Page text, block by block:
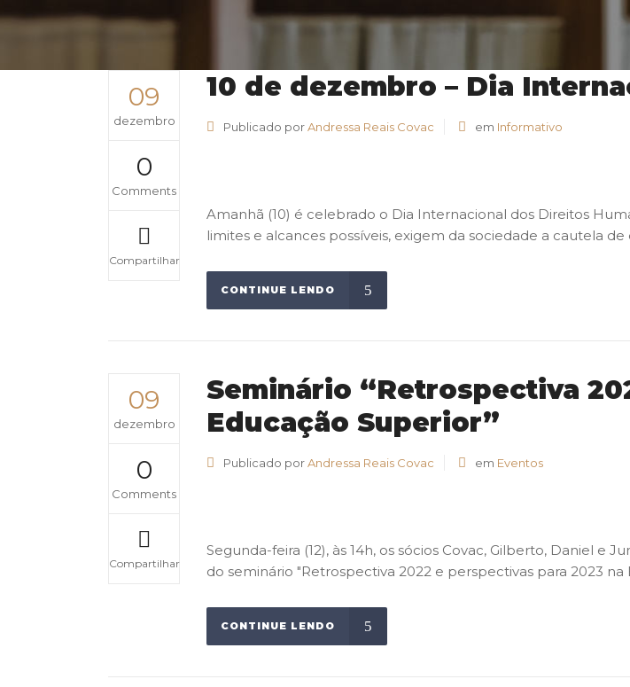
09
dezembro
0
Comments
Compartilhar
10 de dezembro – Dia
Publicado porAndressa Reais Covac em Informativo
Amanhã (10) é celebrado o Dia Internacional dos Direitos
limites e alcances possíveis, exigem da sociedade a cautela
CONTINUE LENDO
09
dezembro
0
Comments
Compartilhar
Seminário “Retrospectiva
Educação Superior”
Publicado porAndressa Reais Covac em Eventos
Segunda-feira (12), às 14h, os sócios Covac, Gilberto, Daniel e
do seminário "Retrospectiva 2022 e perspectivas para 2023 na
CONTINUE LENDO